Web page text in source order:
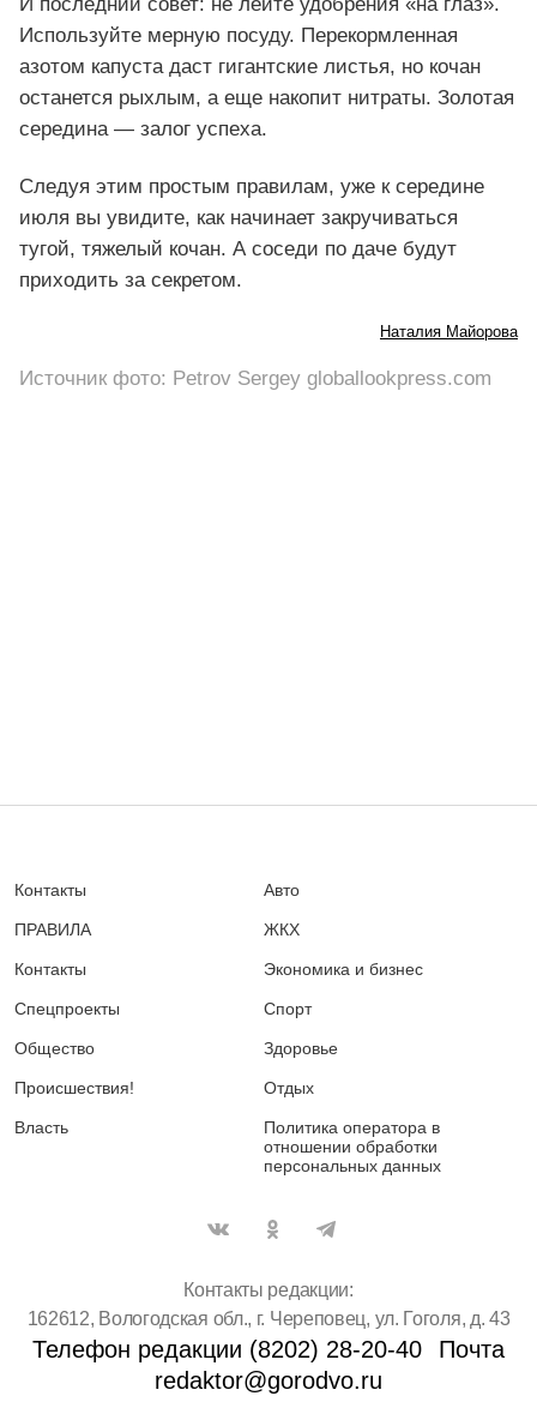
Используйте мерную посуду. Перекормленная
азотом капуста даст гигантские листья, но кочан
останется рыхлым, а еще накопит нитраты. Золотая
середина — залог успеха.
Следуя этим простым правилам, уже к середине
июля вы увидите, как начинает закручиваться
тугой, тяжелый кочан. А соседи по даче будут
приходить за секретом.
Наталия Майорова
Источник фото: Petrov Sergey globallookpress.com
Контакты
ПРАВИЛА
Контакты
Спецпроекты
Общество
Происшествия!
Власть
Авто
ЖКХ
Экономика и бизнес
Спорт
Здоровье
Отдых
Политика оператора в
отношении обработки
персональных данных
Контакты редакции:
162612, Вологодская обл., г. Череповец, ул. Гоголя, д. 43
Телефон редакции (8202) 28-20-40
Почта
redaktor@gorodvo.ru